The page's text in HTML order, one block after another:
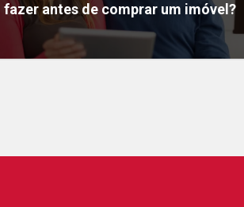
fazer antes de comprar um imóvel?